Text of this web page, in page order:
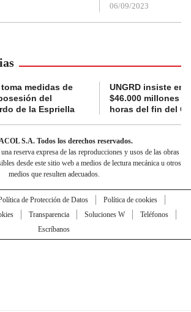
06/09/2023
medidas de
del
de la Espriella
UNGRD insiste en
$46.000 millones
horas del fin del
S.A. Todos los derechos reservados.
reserva expresa de las reproducciones y usos de las obras
desde este sitio web a medios de lectura mecánica u otros
medios que resulten adecuados.
de Protección de Datos
Política de cookies
Transparencia Soluciones W
Teléfonos
Escríbanos